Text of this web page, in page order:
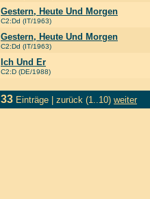
Gestern, Heute Und Morgen
C2:Dd (IT/1963)
Gestern, Heute Und Morgen
C2:Dd (IT/1963)
Ich Und Er
C2:D (DE/1988)
33 Einträge | zurück (1..10) weiter